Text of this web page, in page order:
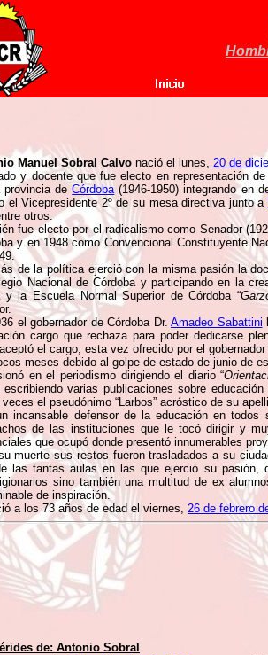
Manuel Sobral Calvo nació el lunes, 20 de
y docente que fue electo en representación
provincia deCórdoba(1946-1950) integrando en
el Vicepresidente 2º de su mesa directiva junto a
otros.
fue electo por el radicalismo como Senador
y en 1948 como Convencional Constituyente
de la política ejerció con la misma pasión la
Nacional de Córdoba y participando en la
y la Escuela Normal Superior de Córdoba “
el gobernador de Córdoba Dr.Amadeo Sabattini
cargo que rechaza para poder dedicarse
el cargo, esta vez ofrecido por el gobernador
meses debido al golpe de estado de junio de
en el periodismo dirigiendo el diario “
escribiendo varias publicaciones sobre
el pseudónimo “Larbos” acróstico de su
incansable defensor de la educación en
de las instituciones que le tocó dirigir y
que ocupó donde presentó innumerables
muerte sus restos fueron trasladados a su
las tantas aulas en las que ejerció su pasión,
sino también una multitud de ex
de inspiración.
a los 73 años de edad el viernes, 26 de febrero
de: Antonio Sobral